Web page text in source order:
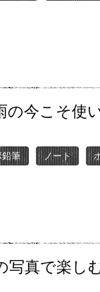
の今こそ使
鉛筆 ノート
写真で楽し